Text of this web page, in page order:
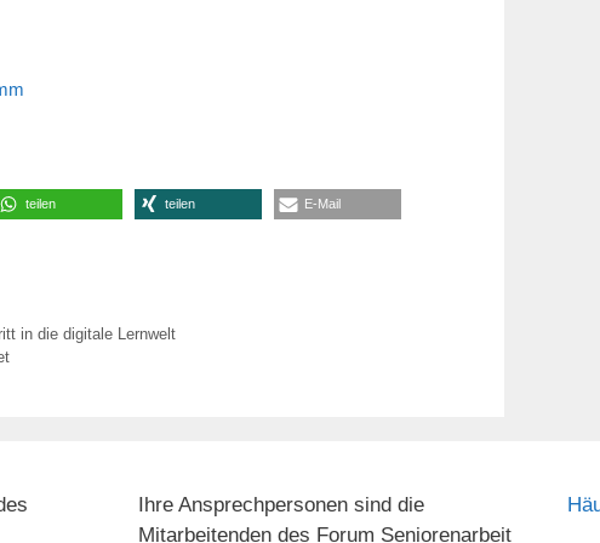
teilen teilen E-Mail
in die digitale Lernwelt
Ihre Ansprechpersonen sind die
Mitarbeitenden des Forum Seniorenarbeit